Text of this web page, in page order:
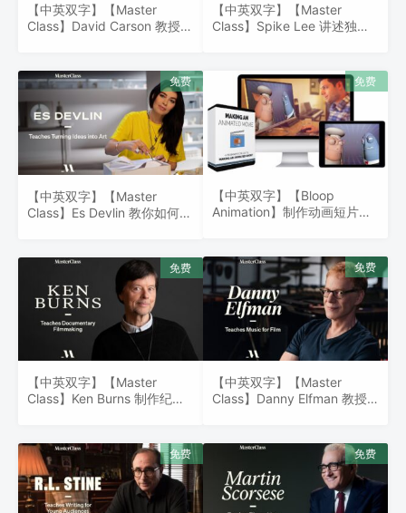
【中英双字】【Master
Class】David Carson 教授平
【中英双字】【Master
Class】Es Devlin 教你如何将
【中英双字】【Master
Class】Ken Burns 制作纪录
【中英双字】【Master
Class】Spike Lee 讲述独立
【中英双字】【Bloop
Animation】制作动画短片流
【中英双字】【Master
Class】Danny Elfman 教授